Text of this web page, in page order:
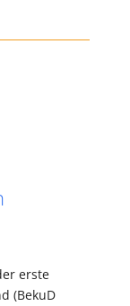
erste
(BekuD